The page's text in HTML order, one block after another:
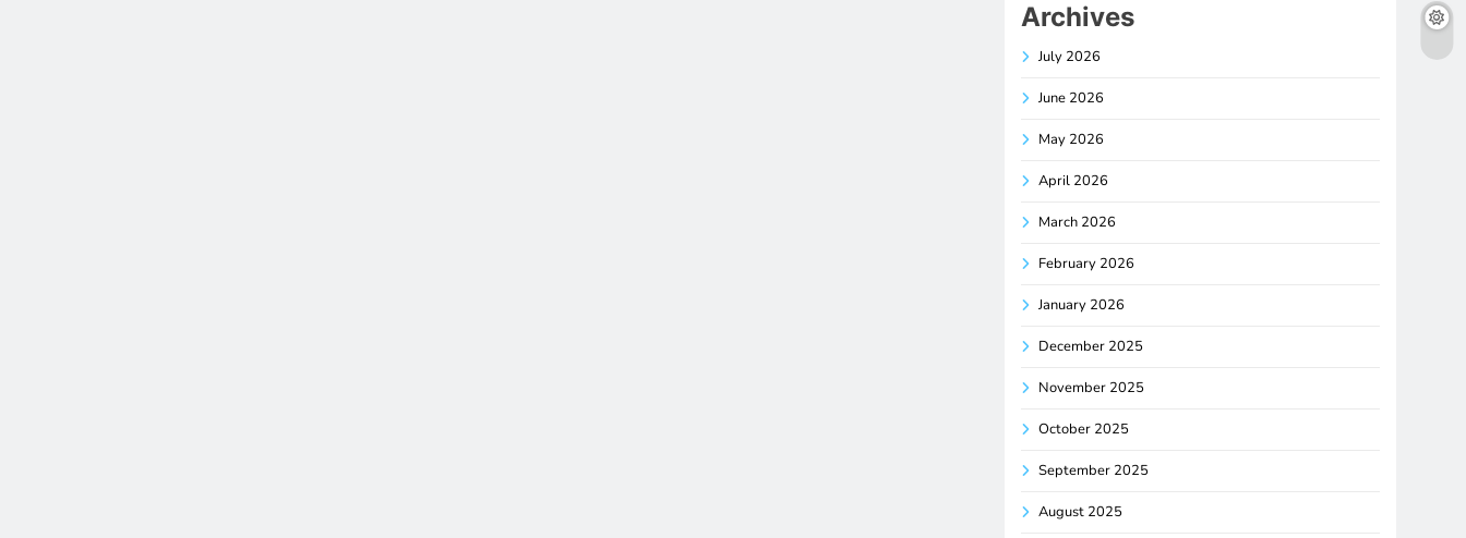
Archives
July 2026
June 2026
May 2026
April 2026
March 2026
February 2026
January 2026
December 2025
November 2025
October 2025
September 2025
August 2025